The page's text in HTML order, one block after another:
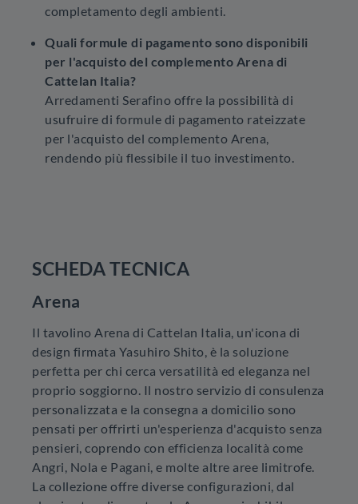
completamento degli ambienti.
Quali formule di pagamento sono disponibili
per l'acquisto del complemento Arena di
Cattelan Italia?
Arredamenti Serafino offre la possibilità di
usufruire di formule di pagamento rateizzate
per l'acquisto del complemento Arena,
rendendo più flessibile il tuo investimento.
SCHEDA TECNICA
Arena
Il tavolino Arena di Cattelan Italia, un'icona di
design firmata Yasuhiro Shito, è la soluzione
perfetta per chi cerca versatilità ed eleganza nel
proprio soggiorno. Il nostro servizio di consulenza
personalizzata e la consegna a domicilio sono
pensati per offrirti un'esperienza d'acquisto senza
pensieri, coprendo con efficienza località come
Angri, Nola e Pagani, e molte altre aree limitrofe.
La collezione offre diverse configurazioni, dal